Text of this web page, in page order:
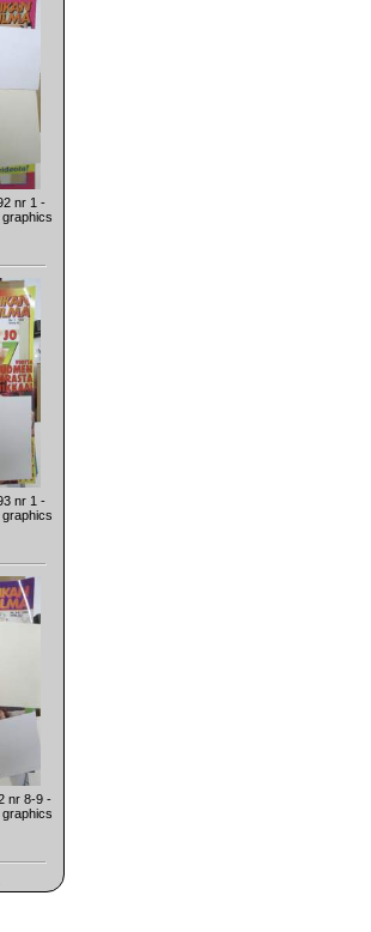
nr 1 -
graphics
nr 1 -
graphics
nr 8-9 -
graphics